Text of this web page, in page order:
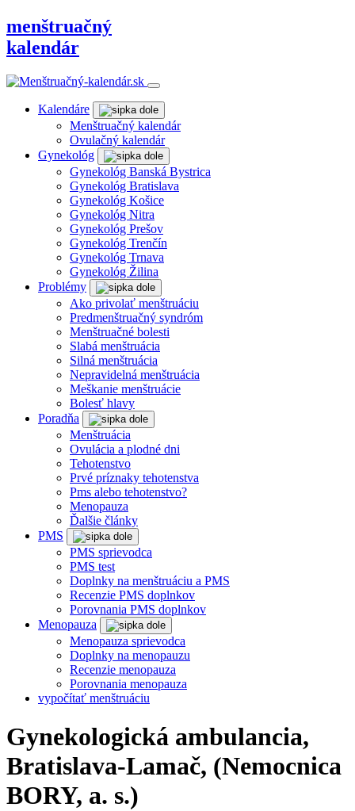
menštruačný
kalendár
Kalendáre
Menštruačný kalendár
Ovulačný kalendár
Gynekológ
Gynekológ Banská Bystrica
Gynekológ Bratislava
Gynekológ Košice
Gynekológ Nitra
Gynekológ Prešov
Gynekológ Trenčín
Gynekológ Trnava
Gynekológ Žilina
Problémy
Ako privolať menštruáciu
Predmenštruačný syndróm
Menštruačné bolesti
Slabá menštruácia
Silná menštruácia
Nepravidelná menštruácia
Meškanie menštruácie
Bolesť hlavy
Poradňa
Menštruácia
Ovulácia a plodné dni
Tehotenstvo
Prvé príznaky tehotenstva
Pms alebo tehotenstvo?
Menopauza
Ďalšie články
PMS
PMS sprievodca
PMS test
Doplnky na menštruáciu a PMS
Recenzie PMS doplnkov
Porovnania PMS doplnkov
Menopauza
Menopauza sprievodca
Doplnky na menopauzu
Recenzie menopauza
Porovnania menopauza
vypočítať menštruáciu
Gynekologická ambulancia,
Bratislava-Lamač, (Nemocnica
BORY, a. s.)